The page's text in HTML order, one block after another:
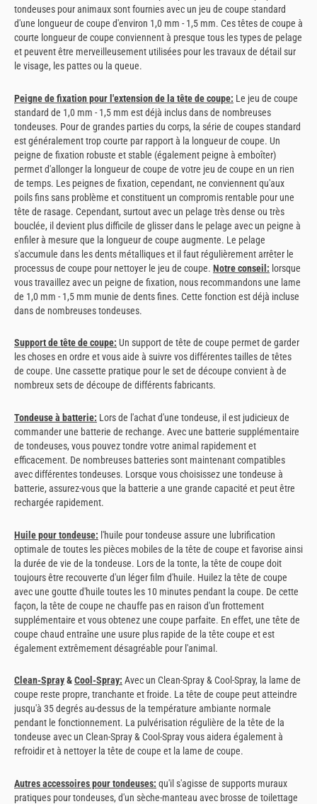
tondeuses pour animaux sont fournies avec un jeu de coupe standard
d'une longueur de coupe d'environ 1,0 mm - 1,5 mm. Ces têtes de coupe à
courte longueur de coupe conviennent à presque tous les types de pelage
et peuvent être merveilleusement utilisées pour les travaux de détail sur
le visage, les pattes ou la queue.
Peigne de fixation pour l'extension de la tête de coupe: Le jeu de coupe
standard de 1,0 mm - 1,5 mm est déjà inclus dans de nombreuses
tondeuses. Pour de grandes parties du corps, la série de coupes standard
est généralement trop courte par rapport à la longueur de coupe. Un
peigne de fixation robuste et stable (également peigne à emboîter)
permet d'allonger la longueur de coupe de votre jeu de coupe en un rien
de temps. Les peignes de fixation, cependant, ne conviennent qu'aux
poils fins sans problème et constituent un compromis rentable pour une
tête de rasage. Cependant, surtout avec un pelage très dense ou très
bouclée, il devient plus difficile de glisser dans le pelage avec un peigne à
enfiler à mesure que la longueur de coupe augmente. Le pelage
s'accumule dans les dents métalliques et il faut régulièrement arrêter le
processus de coupe pour nettoyer le jeu de coupe. Notre conseil: lorsque
vous travaillez avec un peigne de fixation, nous recommandons une lame
de 1,0 mm - 1,5 mm munie de dents fines. Cette fonction est déjà incluse
dans de nombreuses tondeuses.
Support de tête de coupe: Un support de tête de coupe permet de garder
les choses en ordre et vous aide à suivre vos différentes tailles de têtes
de coupe. Une cassette pratique pour le set de découpe convient à de
nombreux sets de découpe de différents fabricants.
Tondeuse à batterie: Lors de l'achat d'une tondeuse, il est judicieux de
commander une batterie de rechange. Avec une batterie supplémentaire
de tondeuses, vous pouvez tondre votre animal rapidement et
efficacement. De nombreuses batteries sont maintenant compatibles
avec différentes tondeuses. Lorsque vous choisissez une tondeuse à
batterie, assurez-vous que la batterie a une grande capacité et peut être
rechargée rapidement.
Huile pour tondeuse: l'huile pour tondeuse assure une lubrification
optimale de toutes les pièces mobiles de la tête de coupe et favorise ainsi
la durée de vie de la tondeuse. Lors de la tonte, la tête de coupe doit
toujours être recouverte d'un léger film d'huile. Huilez la tête de coupe
avec une goutte d'huile toutes les 10 minutes pendant la coupe. De cette
façon, la tête de coupe ne chauffe pas en raison d'un frottement
supplémentaire et vous obtenez une coupe parfaite. En effet, une tête de
coupe chaud entraîne une usure plus rapide de la tête coupe et est
également extrêmement désagréable pour l'animal.
Clean-Spray&Cool-Spray: Avec un Clean-Spray & Cool-Spray, la lame de
coupe reste propre, tranchante et froide. La tête de coupe peut atteindre
jusqu'à 35 degrés au-dessus de la température ambiante normale
pendant le fonctionnement. La pulvérisation régulière de la tête de la
tondeuse avec un Clean-Spray & Cool-Spray vous aidera également à
refroidir et à nettoyer la tête de coupe et la lame de coupe.
Autres accessoires pour tondeuses: qu'il s'agisse de supports muraux
pratiques pour tondeuses, d'un sèche-manteau avec brosse de toilettage